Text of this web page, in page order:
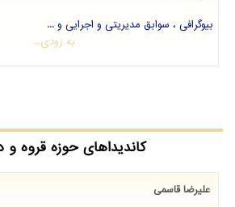
بیوگرافی ، سوابق مدیریتی و اجرایی و ...
به زودی...
کاندیداهای حوزه قروه و
علیرضا قاسمی